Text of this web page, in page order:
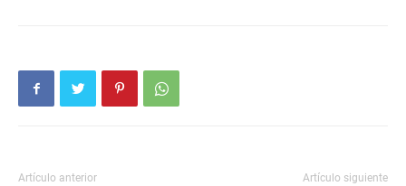
Artículo anterior Artículo siguiente